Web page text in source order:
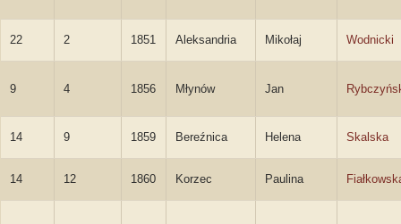
22 2 1851 Aleksandria Mikołaj Wodnicki
9 4 1856 Młynów Jan
14 9 1859 Bereźnica Helena Skalska
14 12 1860 Korzec Paulina